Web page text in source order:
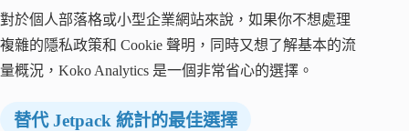
對於個人部落格或小型企業網站來說，如果你不想處理
複雜的隱私政策和 Cookie 聲明，同時又想了解基本的流
量概況，Koko Analytics 是一個非常省心的選擇。
替代 Jetpack 統計的最佳選擇